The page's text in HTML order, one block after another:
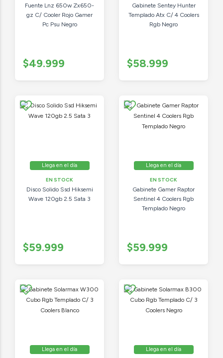
Fuente Lnz 650w Zx650-
gz C/ Cooler Rojo Gamer
Pc Psu Negro
$49.999
Gabinete Sentey Hunter
Templado Atx C/ 4 Coolers
Rgb Negro
$58.999
Llega en el día
EN STOCK
Disco Solido Ssd Hiksemi
Wave 120gb 2.5 Sata 3
$59.999
Llega en el día
EN STOCK
Gabinete Gamer Raptor
Sentinel 4 Coolers Rgb
Templado Negro
$59.999
Llega en el día Llega en el día